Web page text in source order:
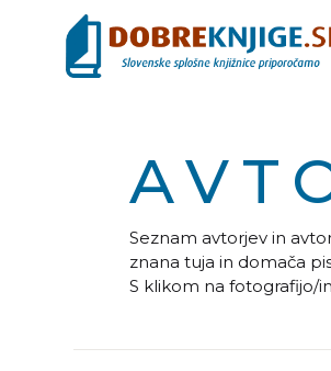
Seznam avtorjev in
znana tuja in domača
S klikom na fotografijo/